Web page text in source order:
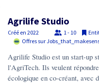
Agrilife Studio
Créé en 2022 1 - 10
Offres sur
Agrilife Studio est un start-up
l'AgriTech. Ils veulent
écologique en co-créant, avec